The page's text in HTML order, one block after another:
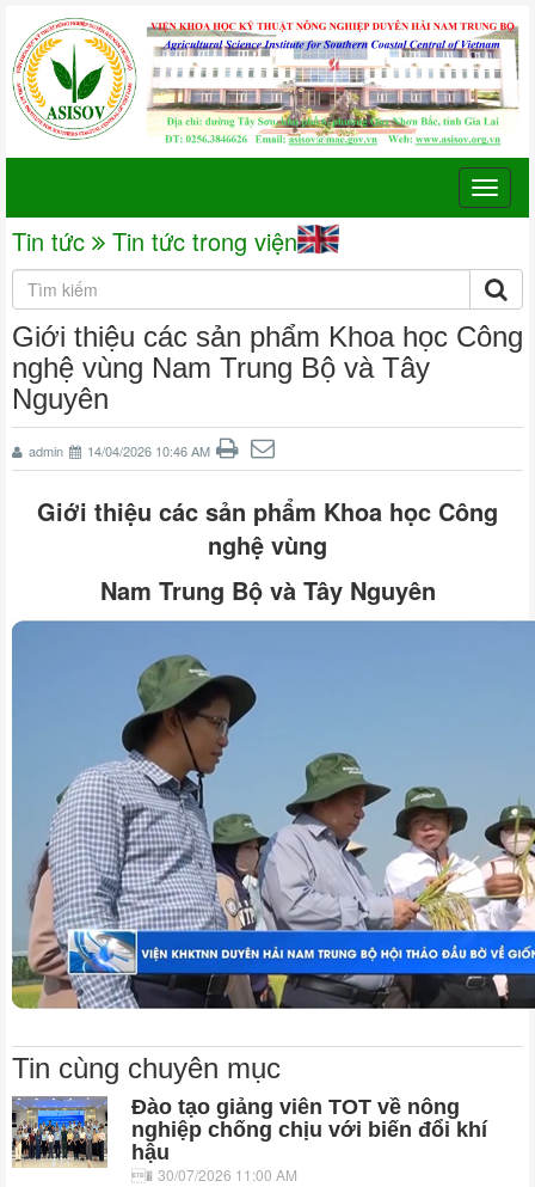
Toggle
Tin tức Tin tức trong viện
Giới thiệu các sản phẩm Khoa học Công
nghệ vùng Nam Trung Bộ và Tây
Nguyên
admin 14/04/2026 10:46 AM
Giới thiệu các sản phẩm Khoa học Công
nghệ vùng
Nam Trung Bộ và Tây Nguyên
Tin cùng chuyên mục
Đào tạo giảng viên TOT về nông
nghiệp chống chịu với biến đổi khí
hậu
30/07/2026 11:00 AM